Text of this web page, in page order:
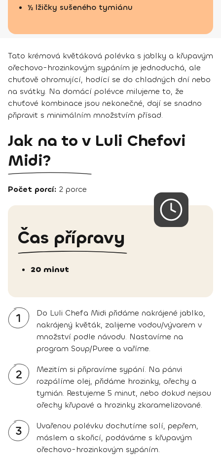
½ lžičky sušeného tymiánu
Tato krémová květáková polévka s jablky a křupavým
ořechovo-hrozinkovým sypáním je jednoduchá, ale
chuťově ohromující, hodící se do chladných dní nebo
na svátky. Na domácí polévce milujeme to, že
chuťové kombinace jsou nekonečné, dají se snadno
připravit s minimálním množstvím přísad.
Jak na to v Luli Chefovi
Midi?
Počet porcí: 2 porce
Čas přípravy
20 minut
1
Do Luli Chefa Midi přidáme nakrájené jablko,
nakrájený květák, zalijeme vodou/vývarem v
množství podle návodu. Nastavíme na
program Soup/Puree a vaříme.
2
Mezitím si připravíme sypání. Na pánvi
rozpálíme olej, přidáme hrozinky, ořechy a
tymián. Restujeme 5 minut, nebo dokud nejsou
ořechy křupavé a hrozinky zkaramelizované.
3
Uvařenou polévku dochutíme solí, pepřem,
máslem a skořicí, podáváme s křupavým
ořechovo-hrozinkovým sypáním.